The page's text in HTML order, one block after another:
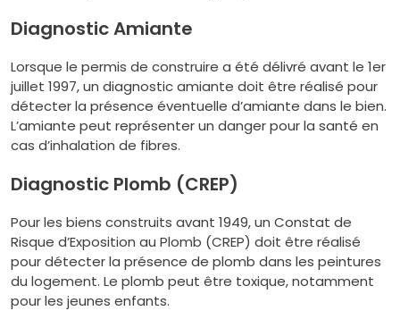
Diagnostic Amiante
Lorsque le permis de construire a été délivré avant le 1er
juillet 1997, un diagnostic amiante doit être réalisé pour
détecter la présence éventuelle d’amiante dans le bien.
L’amiante peut représenter un danger pour la santé en
cas d’inhalation de fibres.
Diagnostic Plomb (CREP)
Pour les biens construits avant 1949, un Constat de
Risque d’Exposition au Plomb (CREP) doit être réalisé
pour détecter la présence de plomb dans les peintures
du logement. Le plomb peut être toxique, notamment
pour les jeunes enfants.